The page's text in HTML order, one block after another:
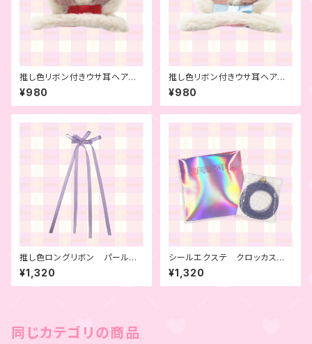
推し色リボン付きウサ耳ヘアピ
ン レッド
¥980
推し色リボン付きウサ耳ヘアピ
ン ライトブルー
¥980
推し色ロングリボン パールパ
ープル 2本セット
¥1,320
シールエクステ クロッカス 4
本セット
¥1,320
同じカテゴリの商品